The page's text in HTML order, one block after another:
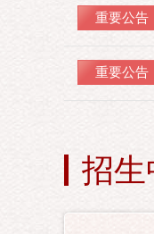
重要公告
重要公告
招生